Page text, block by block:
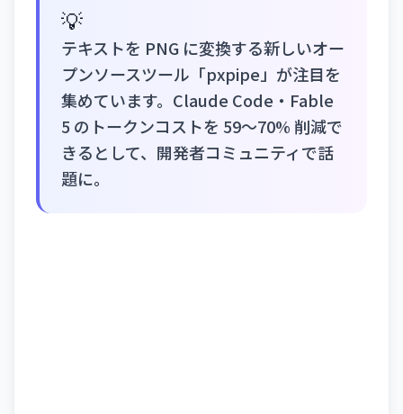
💡
テキストを PNG に変換する新しいオー
プンソースツール「pxpipe」が注目を
集めています。Claude Code・Fable
5 のトークンコストを 59〜70% 削減で
きるとして、開発者コミュニティで話
題に。